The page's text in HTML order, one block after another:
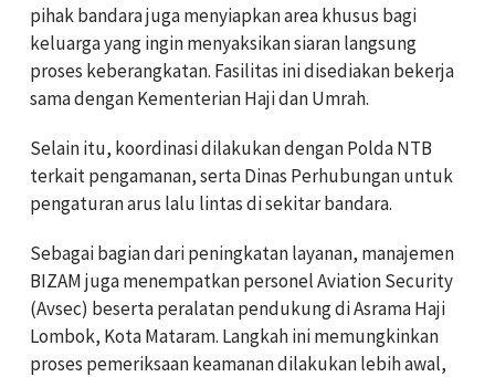
pihak bandara juga menyiapkan area khusus bagi
keluarga yang ingin menyaksikan siaran langsung
proses keberangkatan. Fasilitas ini disediakan bekerja
sama denganKementerian Haji dan Umrah.
Selain itu, koordinasi dilakukan denganPolda NTB
terkait pengamanan, serta Dinas Perhubungan untuk
pengaturan arus lalu lintas di sekitar bandara.
Sebagai bagian dari peningkatan layanan, manajemen
BIZAM juga menempatkan personel Aviation Security
(Avsec) beserta peralatan pendukung di Asrama Haji
Lombok, Kota Mataram. Langkah ini memungkinkan
proses pemeriksaan keamanan dilakukan lebih awal,